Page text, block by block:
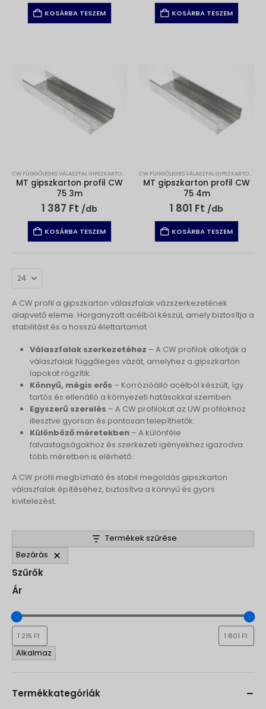
KOSÁRBA TESZEM KOSÁRBA TESZEM
CW FÜGGŐLEGES VÁLASZFAL GIPSZKARTON PROFIL ,GIPSZKARTON,GIPSZKARTON PROFILOK
MT gipszkarton profil CW
75 3m
1 387 Ft /db
KOSÁRBA TESZEM
CW FÜGGŐLEGES VÁLASZFAL GIPSZKARTON PROFIL
MT gipszkarton profil CW
75 4m
1 801 Ft /db
KOSÁRBA TESZEM
A CW profil a gipszkarton válaszfalak vázszerkezetének
alapvető eleme. Horganyzott acélból készül, amely biztosítja a
stabilitást és a hosszú élettartamot.
Válaszfalak szerkezetéhez – A CW profilok alkotják a
válaszfalak függőleges vázát, amelyhez a gipszkarton
lapokat rögzítik.
Könnyű, mégis erős – Korrózióálló acélból készült, így
tartós és ellenálló a környezeti hatásokkal szemben.
Egyszerű szerelés – A CW profilokat az UW profilokhoz
illesztve gyorsan és pontosan telepíthetők.
Különböző méretekben– A különféle
falvastagságokhoz és szerkezeti igényekhez igazodva
több méretben is elérhető.
A CW profil megbízható és stabil megoldás gipszkarton
válaszfalak építéséhez, biztosítva a könnyű és gyors
kivitelezést.
Termékek szűrése
Bezárás
Szűrők
Ár
Alkalmaz
Termékkategóriák